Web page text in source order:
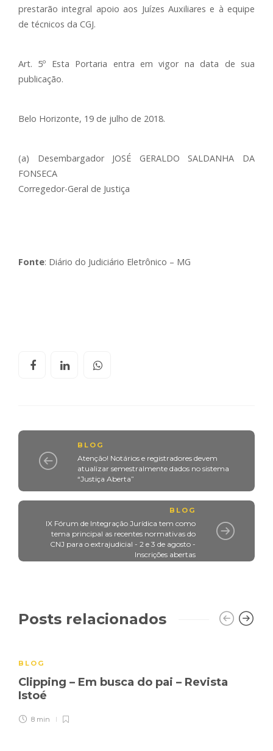
prestarão integral apoio aos Juízes Auxiliares e à equipe
de técnicos da CGJ.
Art. 5º Esta Portaria entra em vigor na data de sua
publicação.
Belo Horizonte, 19 de julho de 2018.
(a) Desembargador JOSÉ GERALDO SALDANHA DA
FONSECA
Corregedor-Geral de Justiça
Fonte: Diário do Judiciário Eletrônico – MG
BLOG
Atenção! Notários e registradores devem
atualizar semestralmente dados no sistema
“Justiça Aberta”
BLOG
IX Fórum de Integração Jurídica tem como
tema principal as recentes normativas do
CNJ para o extrajudicial - 2 e 3 de agosto -
Inscrições abertas
Posts relacionados
BLOG
Clipping – Em busca do pai – Revista
Istoé
8 min